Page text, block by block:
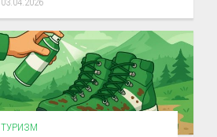
ТУРИЗМ